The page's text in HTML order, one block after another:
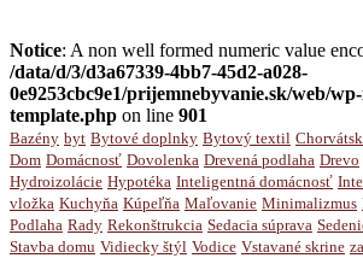
Notice: A non well formed numeric value
/data/d/3/d3a67339-4bb7-45d2-a028-
0e9253cbc9e1/prijemnebyvanie.sk/web/
template.php on line 901
Bazény byt Bytové doplnky Bytový textil
Dom Domácnosť Dovolenka Drevená podlaha Drevo
Hydroizolácie Hypotéka Inteligentná domácnosť
vložka Kuchyňa Kúpeľňa Maľovanie Minimalizmus
Podlaha Rady Rekonštrukcia Sedacia súprava
Stavba domu Vidiecky štýl Vodice Vstavané skrine